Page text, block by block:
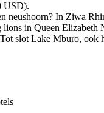
USD).
neushoorn? In Ziwa
in Queen
slot Lake Mburo,